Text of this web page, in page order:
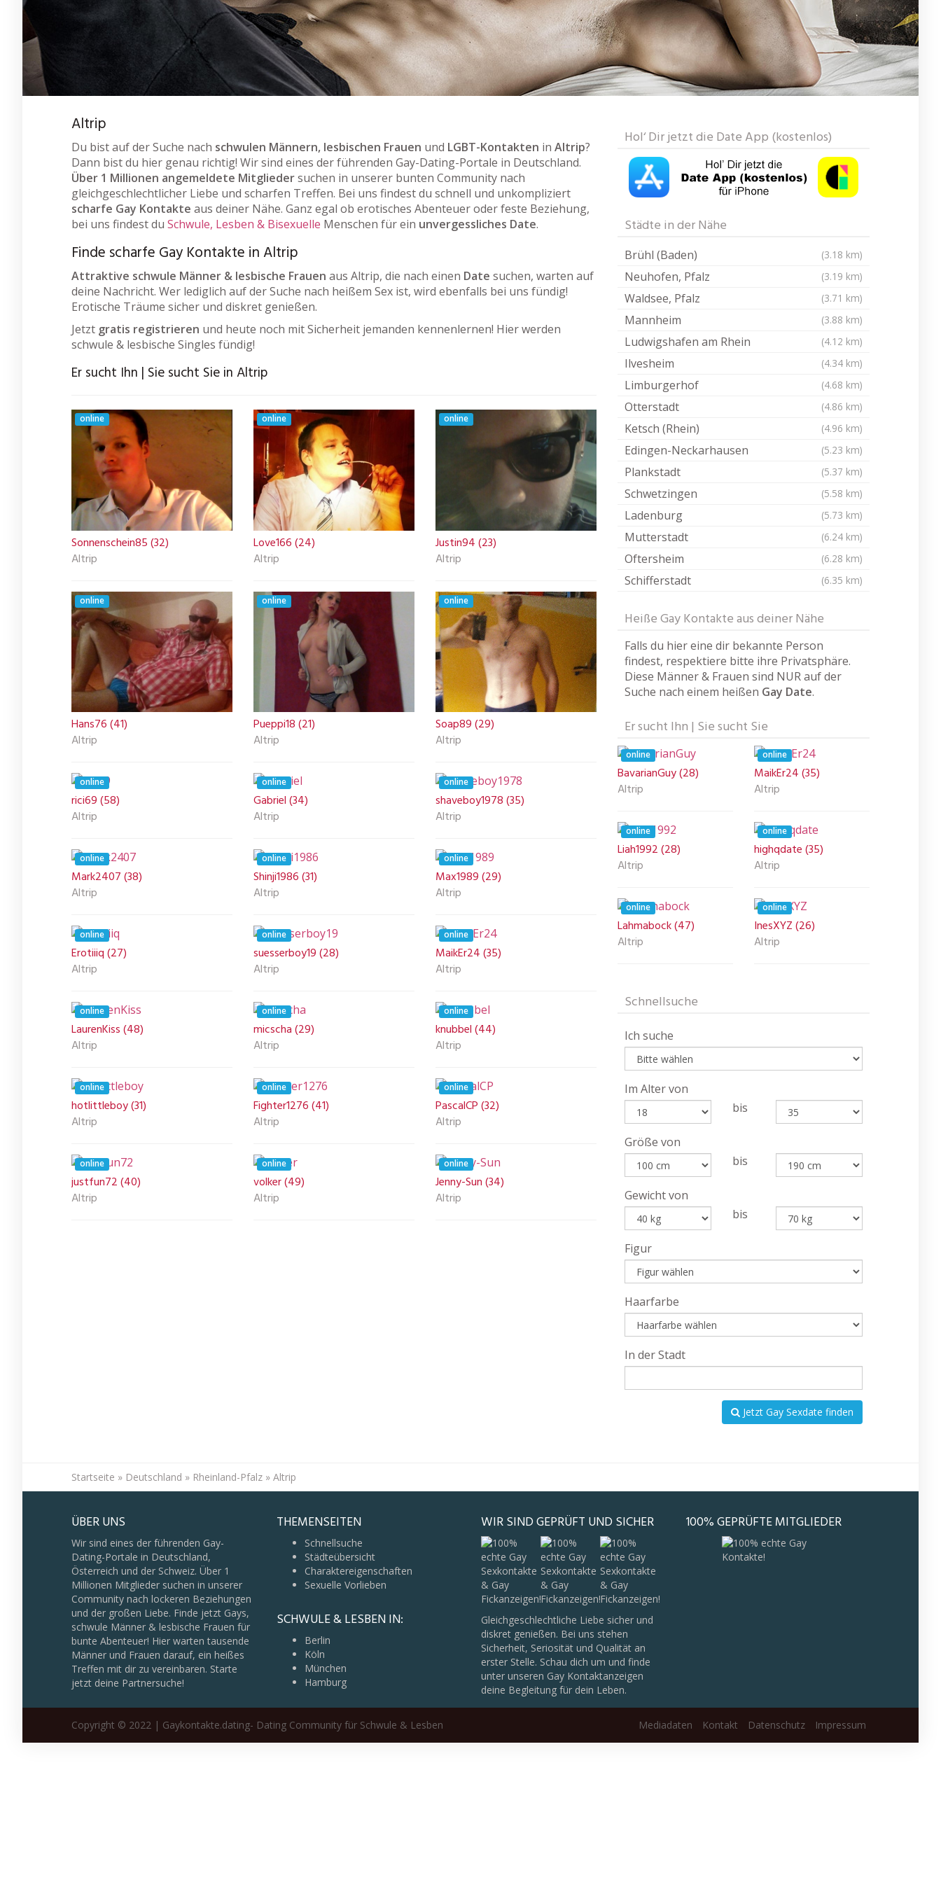
Altrip
Du bist auf der Suche nach schwulen Männern, lesbischen Frauen und LGBT-Kontakten in Altrip?
Dann bist du hier genau richtig! Wir sind eines der führenden Gay-Dating-Portale in Deutschland.
Über 1 Millionen angemeldete Mitgliedersuchen in unserer bunten Community nach
gleichgeschlechtlicher Liebe und scharfen Treffen. Bei uns findest du schnell und unkompliziert
scharfe Gay Kontakte aus deiner Nähe. Ganz egal ob erotisches Abenteuer oder feste Beziehung,
bei uns findest du Schwule, Lesben & Bisexuelle Menschen für ein unvergessliches Date.
Finde scharfe Gay Kontakte in Altrip
Attraktive schwule Männer & lesbische Frauen aus Altrip, die nach einen Date suchen, warten auf
deine Nachricht. Wer lediglich auf der Suche nach heißem Sex ist, wird ebenfalls bei uns fündig!
Erotische Träume sicher und diskret genießen.
Jetzt gratis registrieren und heute noch mit Sicherheit jemanden kennenlernen! Hier werden
schwule & lesbische Singles fündig!
Er sucht Ihn | Sie sucht Sie in Altrip
online
Sonnenschein85 (32)
Altrip
online
Love166 (24)
Altrip
online
Justin94 (23)
Altrip
online
Hans76 (41)
Altrip
online
Pueppi18 (21)
Altrip
online
Soap89 (29)
Altrip
online
rici69 (58)
Altrip
online
Gabriel (34)
Altrip
online
shaveboy1978 (35)
Altrip
online
Mark2407 (38)
Altrip
online
Shinji1986 (31)
Altrip
online
Max1989 (29)
Altrip
online
Erotiiiq (27)
Altrip
online
suesserboy19 (28)
Altrip
online
MaikEr24 (35)
Altrip
online
LaurenKiss (48)
Altrip
online
micscha (29)
Altrip
online
knubbel (44)
Altrip
online
hotlittleboy (31)
Altrip
online
Fighter1276 (41)
Altrip
online
PascalCP (32)
Altrip
online
justfun72 (40)
Altrip
online
volker (49)
Altrip
online
Jenny-Sun (34)
Altrip
Hol‘ Dir jetzt die Date App (kostenlos)
Städte in der Nähe
Brühl (Baden) (3.18 km)
Neuhofen, Pfalz (3.19 km)
Waldsee, Pfalz (3.71 km)
Mannheim (3.88 km)
Ludwigshafen am Rhein (4.12 km)
Ilvesheim (4.34 km)
Limburgerhof (4.68 km)
Otterstadt (4.86 km)
Ketsch (Rhein) (4.96 km)
Edingen-Neckarhausen (5.23 km)
Plankstadt (5.37 km)
Schwetzingen (5.58 km)
Ladenburg (5.73 km)
Mutterstadt (6.24 km)
Oftersheim (6.28 km)
Schifferstadt (6.35 km)
Heiße Gay Kontakte aus deiner Nähe
Falls du hier eine dir bekannte Person
findest, respektiere bitte ihre Privatsphäre.
Diese Männer & Frauen sind NUR auf der
Suche nach einem heißen Gay Date.
Er sucht Ihn | Sie sucht Sie
online
BavarianGuy (28)
Altrip
online
MaikEr24 (35)
Altrip
online
Liah1992 (28)
Altrip
online
highqdate (35)
Altrip
online
Lahmabock (47)
Altrip
online
InesXYZ (26)
Altrip
Schnellsuche
Ich suche
Im Alter von
bis
Größe von
bis
Gewicht von
bis
Figur
Haarfarbe
In der Stadt
Jetzt Gay Sexdate finden
Startseite » Deutschland » Rheinland-Pfalz » Altrip
ÜBER UNS
Wir sind eines der führenden Gay-
Dating-Portale in Deutschland,
Österreich und der Schweiz. Über 1
Millionen Mitglieder suchen in unserer
Community nach lockeren Beziehungen
und der großen Liebe. Finde jetzt Gays,
schwule Männer & lesbische Frauen für
bunte Abenteuer! Hier warten tausende
Männer und Frauen darauf, ein heißes
Treffen mit dir zu vereinbaren. Starte
jetzt deine Partnersuche!
THEMENSEITEN
Schnellsuche
Städteübersicht
Charaktereigenschaften
Sexuelle Vorlieben
SCHWULE & LESBEN IN:
Berlin
Köln
München
Hamburg
WIR SIND GEPRÜFT UND SICHER
Gleichgeschlechtliche Liebe sicher und
diskret genießen. Bei uns stehen
Sicherheit, Seriosität und Qualität an
erster Stelle. Schau dich um und finde
unter unseren Gay Kontaktanzeigen
deine Begleitung für dein Leben.
100% GEPRÜFTE MITGLIEDER
Copyright © 2022 | Gaykontakte.dating- Dating Community für Schwule & Lesben Mediadaten Kontakt Datenschutz Impressum